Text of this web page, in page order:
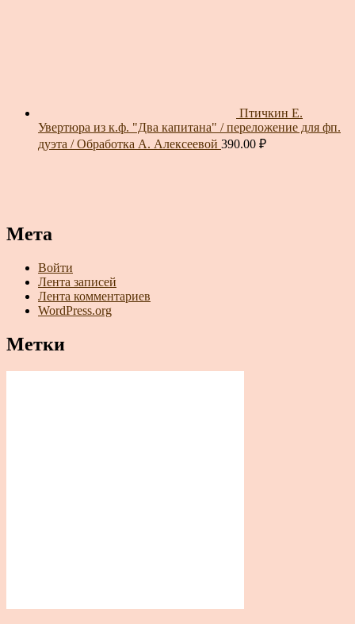
Птичкин Е.
Увертюра из к.ф. "Два капитана" / переложение для фп.
дуэта / Обработка А. Алексеевой 390.00 ₽
Мета
Войти
Лента записей
Лента комментариев
WordPress.org
Метки